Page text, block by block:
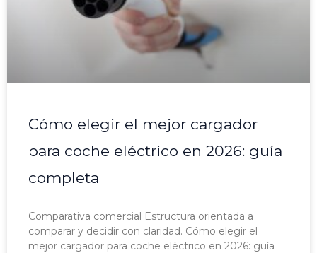
Cómo elegir el mejor cargador
para coche eléctrico en 2026: guía
completa
Comparativa comercial Estructura orientada a
comparar y decidir con claridad. Cómo elegir el
mejor cargador para coche eléctrico en 2026: guía